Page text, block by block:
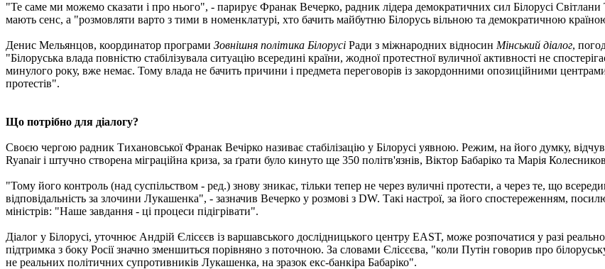
"Те саме ми можемо сказати і про нього", - парирує Франак Вечерко, радник лідера демократичних сил Білорусі
мають сенс, а "розмовляти варто з тими в номенклатурі, хто бачить майбутню Білорусь вільною та демократичною
Денис Мельянцов, координатор програми Зовнішня політика Білорусі Ради з міжнародних відносин Мінський діалог,
"Білоруська влада повністю стабілізувала ситуацію всередині країни, жодної протестної вуличної активності не
минулого року, вже немає. Тому влада не бачить причини і предмета переговорів із закордонними опозиційними
протестів".
Що потрібно для діалогу?
Своєю чергою радник Тихановської Франак Вечірко називає стабілізацію у Білорусі уявною. Режим, на його думку,
Ryanair і штучно створена міграційна криза, за ґрати було кинуто ще 350 політв'язнів, Віктор Бабаріко та Марія
"Тому його контроль (над суспільством - ред.) знову зникає, тільки тепер не через вуличні протести, а через те, що
відповідальність за злочини Лукашенка", - зазначив Вечерко у розмові з DW. Такі настрої, за його спостереженням,
міністрів: "Наше завдання - ці процеси підігрівати".
Діалог у Білорусі, уточнює Андрій Єлісєєв із варшавського дослідницького центру EAST, може розпочатися у разі
підтримка з боку Росії значно зменшиться порівняно з поточною. За словами Єлісєєва, "коли Путін говорив про
не реальних політичних супротивників Лукашенка, на зразок екс-банкіра Бабаріко".